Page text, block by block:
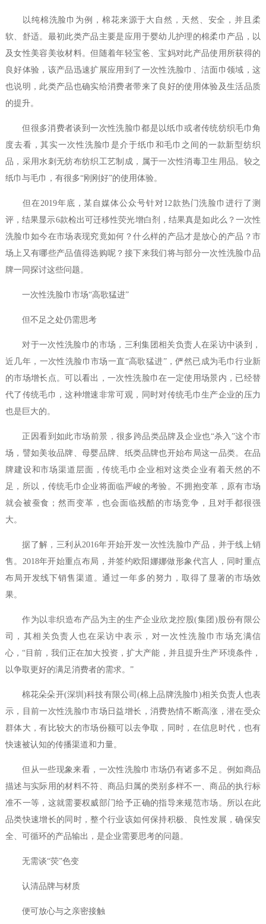
以纯棉洗脸巾为例，棉花来源于大自然，天然、安全，并且柔
软、舒适。最初此类产品主要是应用于婴幼儿护理的棉柔巾产品，以
及女性美容美妆材料。但随着年轻宝爸、宝妈对此产品使用所获得的
良好体验，该产品迅速扩展应用到了一次性洗脸巾、洁面巾领域，这
也说明，此类产品也确实给消费者带来了良好的使用体验及生活品质
的提升。
但很多消费者谈到一次性洗脸巾都是以纸巾或者传统纺织毛巾角
度去看，其实一次性洗脸巾是介于纸巾和毛巾之间的一款新型纺织
品，采用水刺无纺布纺织工艺制成，属于一次性消毒卫生用品。较之
纸巾与毛巾，有很多“刚刚好”的使用体验。
但在2019年底，某自媒体公众号针对12款热门洗脸巾进行了测
评，结果显示6款检出可迁移性荧光增白剂，结果真是如此么？一次性
洗脸巾如今在市场表现究竟如何？什么样的产品才是放心的产品？市
场上又有哪些产品值得选购呢？接下来我们将与部分一次性洗脸巾品
牌一同探讨这些问题。
一次性洗脸巾市场“高歌猛进”
但不足之处仍需思考
对于一次性洗脸巾的市场，三利集团相关负责人在采访中谈到，
近几年，一次性洗脸巾市场一直“高歌猛进”，俨然已成为毛巾行业新
的市场增长点。可以看出，一次性洗脸巾在一定使用场景内，已经替
代了传统毛巾，这种增速非常可观，同时对传统毛巾生产企业的压力
也是巨大的。
正因看到如此市场前景，很多跨品类品牌及企业也“杀入”这个市
场，譬如美妆品牌、母婴品牌、纸类品牌也开始布局这一品类。在品
牌建设和市场渠道层面，传统毛巾企业相对这类企业有着天然的不
足，所以，传统毛巾企业将面临严峻的考验。不拥抱变革，原有市场
就会被蚕食；然而变革，也会面临残酷的市场竞争，且对手都很强
大。
据了解，三利从2016年开始开发一次性洗脸巾产品，并于线上销
售。2018年开始重点布局，并签约欧阳娜娜做形象代言人，同时重点
布局开发线下销售渠道。通过一年多的努力，取得了显著的市场效
果。
作为以非织造布产品为主的生产企业欣龙控股(集团)股份有限公
司，其相关负责人也在采访中表示，对一次性洗脸巾市场充满信
心，“目前，我们正在加大投资，扩大产能，并且提升生产环境条件，
以争取更好的满足消费者的需求。”
棉花朵朵开(深圳)科技有限公司(棉上品牌洗脸巾)相关负责人也表
示，目前一次性洗脸巾市场日益增长，消费热情不断高涨，潜在受众
群体大，有比较大的市场份额可以去争取，同时，在信息时代，也有
快速被认知的传播渠道和力量。
但从一些现象来看，一次性洗脸巾市场仍有诸多不足。例如商品
描述与实际用的材料不符、商品归属的类别多样不一、商品的执行标
准不一等，这就需要权威部门给予正确的指导来规范市场。所以在此
品类快速增长的同时，整个行业该如何保持积极、良性发展，确保安
全、可循环的产品输出，是企业需要思考的问题。
无需谈“荧”色变
认清品牌与材质
便可放心与之亲密接触